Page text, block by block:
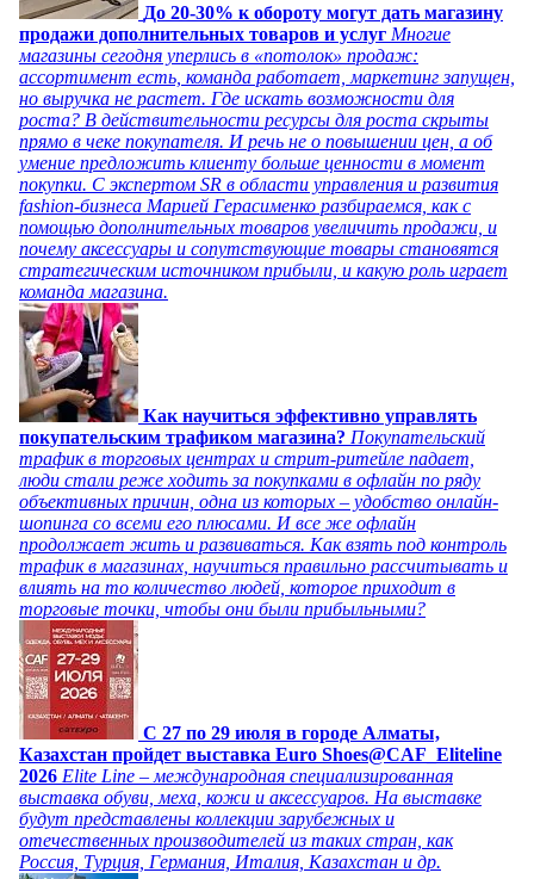
До 20-30% к обороту могут дать магазину
продажи дополнительных товаров и услуг Многие
магазины сегодня уперлись в «потолок» продаж:
ассортимент есть, команда работает, маркетинг запущен,
но выручка не растет. Где искать возможности для
роста? В действительности ресурсы для роста скрыты
прямо в чеке покупателя. И речь не о повышении цен, а об
умение предложить клиенту больше ценности в момент
покупки. С экспертом SR в области управления и развития
fashion-бизнеса Марией Герасименко разбираемся, как с
помощью дополнительных товаров увеличить продажи, и
почему аксессуары и сопутствующие товары становятся
стратегическим источником прибыли, и какую роль играет
команда магазина.
Как научиться эффективно управлять
покупательским трафиком магазина? Покупательский
трафик в торговых центрах и стрит-ритейле падает,
люди стали реже ходить за покупками в офлайн по ряду
объективных причин, одна из которых – удобство онлайн-
шопинга со всеми его плюсами. И все же офлайн
продолжает жить и развиваться. Как взять под контроль
трафик в магазинах, научиться правильно рассчитывать и
влиять на то количество людей, которое приходит в
торговые точки, чтобы они были прибыльными?
C 27 по 29 июля в городе Алматы,
Казахстан пройдет выставка Euro Shoes@CAF_Eliteline
2026 Elite Line – международная специализированная
выставка обуви, меха, кожи и аксессуаров. На выставке
будут представлены коллекции зарубежных и
отечественных производителей из таких стран, как
Россия, Турция, Германия, Италия, Казахстан и др.